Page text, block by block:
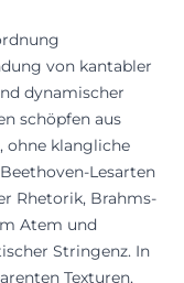
von kantabler
dynamischer
schöpfen aus
ohne klangliche
Lesarten
Rhetorik, Brahms-
Atem und
Stringenz. In
Texturen,